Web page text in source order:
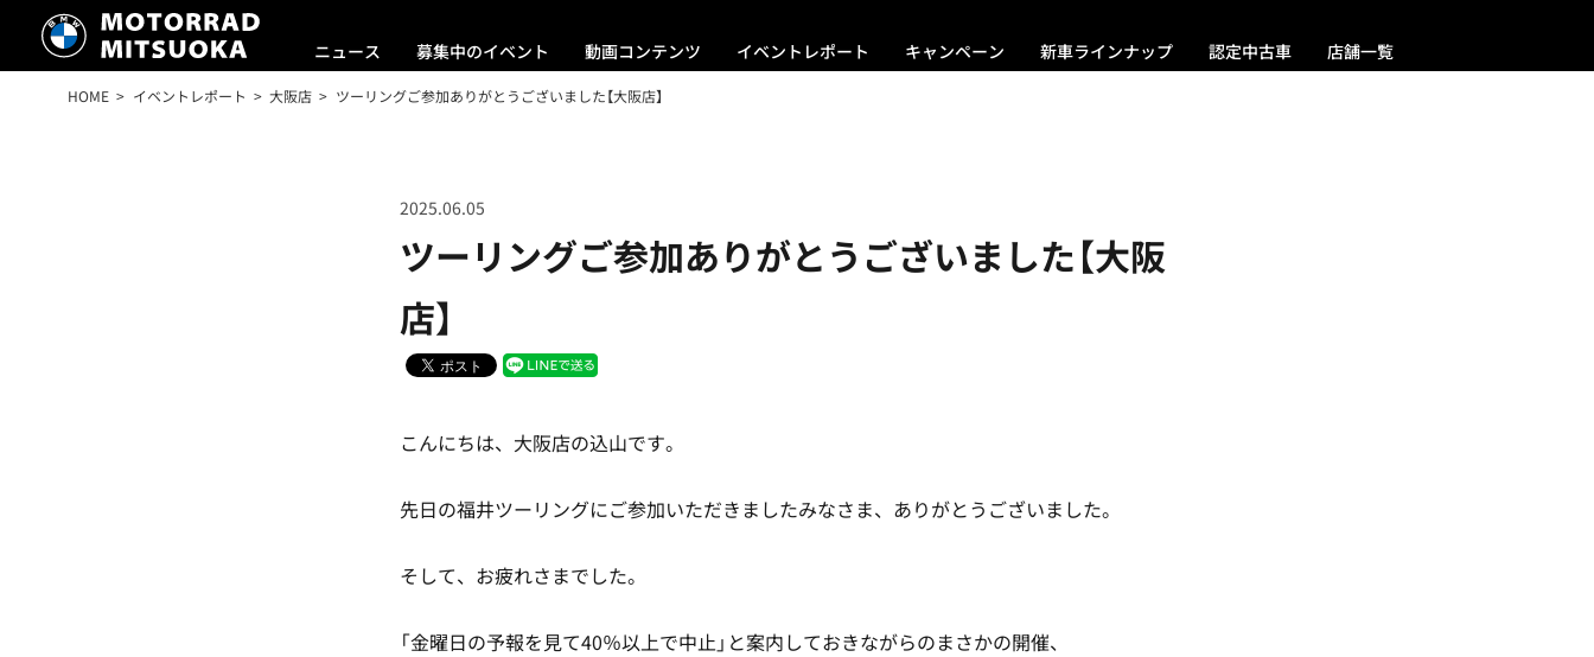
ニュース 募集中のイベント 動画コンテンツ イベントレポート キャンペーン 新車ラインナップ 認定中古車 店舗一覧
HOME イベントレポート 大阪店 ツーリングご参加ありがとうございました【大阪店】
ツーリングご参加ありがとうございました【大阪
店】
2025.06.05
こんにちは、大阪店の込山です。
先日の福井ツーリングにご参加いただきましたみなさま、ありがとうございました。
そして、お疲れさまでした。
「金曜日の予報を見て40％以上で中止」と案内しておきながらのまさかの開催、